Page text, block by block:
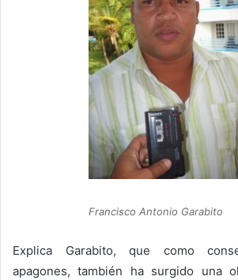
Francisco Antonio Garabito
Explica Garabito, que como
apagones, también ha surgido una